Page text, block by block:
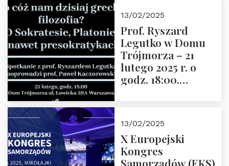
13/02/2025
Prof. Ryszard
Legutko w Domu
Trójmorza – 21
lutego 2025 r. o
godz. 18:00.
Zapraszamy
13/02/2025
X Europejski
Kongres
Samorządów (EKS)